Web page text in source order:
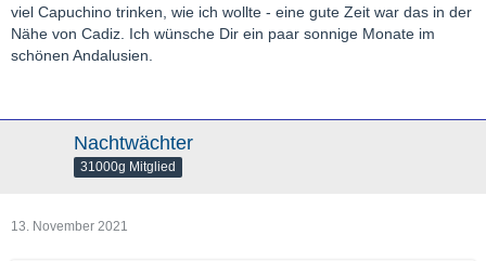
viel Capuchino trinken, wie ich wollte - eine gute Zeit war das in der
Nähe von Cadiz. Ich wünsche Dir ein paar sonnige Monate im
schönen Andalusien.
Nachtwächter
31000g Mitglied
13. November 2021